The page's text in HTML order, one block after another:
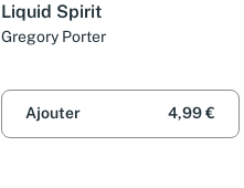
Liquid Spirit
Gregory Porter
Ajouter 4,99 €